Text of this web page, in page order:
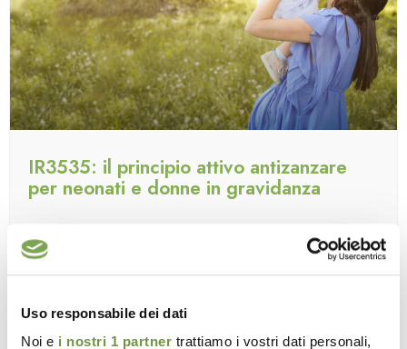
Uso responsabile dei dati
Noi e i nostri 1 partner trattiamo i vostri dati personali,
IR3535: il principio attivo antizanzare
per neonati e donne in gravidanza
disponibili: efficace e adatto anche alle pelli delicate di
LEGGI L'ARTICOLO »